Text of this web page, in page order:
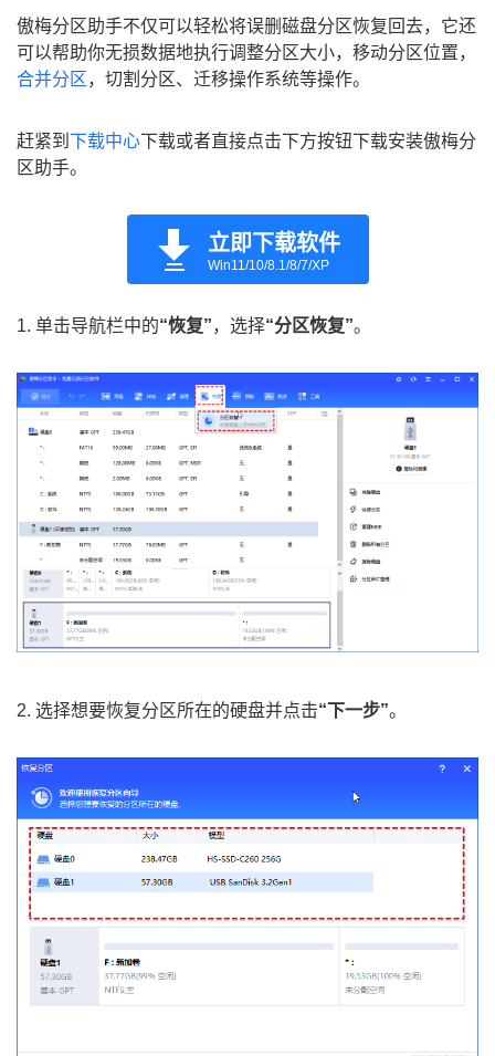
傲梅分区助手不仅可以轻松将误删磁盘分区恢复回去，它还
可以帮助你无损数据地执行调整分区大小，移动分区位置，
合并分区，切割分区、迁移操作系统等操作。
赶紧到 下载中心下载或者直接点击下方按钮下载安装傲梅分
区助手。
立即下载软件
Win11/10/8.1/8/7/XP
1. 单击导航栏中的“恢复”，选择“分区恢复”。
2. 选择想要恢复分区所在的硬盘并点击“下一步”。